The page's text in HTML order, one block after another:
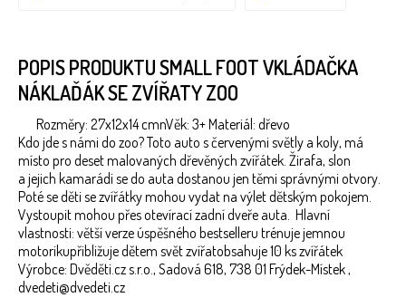
POPIS PRODUKTU SMALL FOOT VKLÁDAČKA
NÁKLAĎÁK SE ZVÍŘATY ZOO
Rozměry: 27x12x14 cmnVěk: 3+ Materiál: dřevo
Kdo jde s námi do zoo? Toto auto s červenými světly a koly, má
místo pro deset malovaných dřevěných zvířátek. Žirafa, slon
a jejich kamarádi se do auta dostanou jen těmi správnými otvory.
Poté se děti se zvířátky mohou vydat na výlet dětským pokojem.
Vystoupit mohou přes otevírací zadní dveře auta. Hlavní
vlastnosti: větší verze úspěšného bestselleru trénuje jemnou
motorikupřibližuje dětem svět zvířatobsahuje 10 ks zvířátek
Výrobce: Dvěděti.cz s.r.o., Sadová 618, 738 01 Frýdek-Místek ,
dvedeti@dvedeti.cz